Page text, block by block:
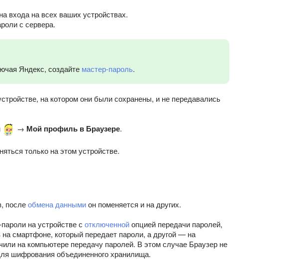
входа на всех ваших устройствах.
с сервера.
Яндекс, создайте мастер-пароль.
на котором они были сохранены, и не передавались
→ Мой профиль в Браузере.
только на этом устройстве.
послеобмена даннымион поменяется и на других.
на устройстве с отключеннойопцией передачи паролей,
смартфоне, который передает пароли, а другой — на
на компьютере передачу паролей. В этом случае Браузер не
шифрования объединенного хранилища.